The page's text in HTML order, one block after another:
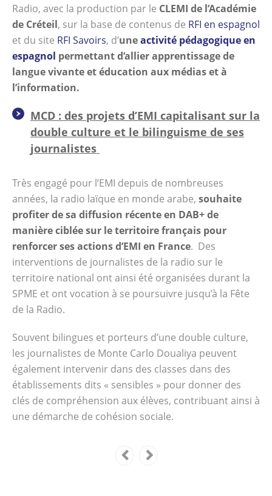
Radio, avec la production par le CLEMI de l’Académie
de Créteil, sur la base de contenus de RFI en espagnol
et du site RFI Savoirs, d’uneactivité pédagogique en
espagnol permettant d’allier apprentissage de
langue vivante et éducation aux médias et à
l’information.
MCD : des projets d’EMI capitalisant sur la
double culture et le bilinguisme de ses
journalistes
Très engagé pour l’EMI depuis de nombreuses
années, la radio laïque en monde arabe, souhaite
profiter de sa diffusion récente en DAB+ de
manière ciblée sur le territoire français pour
renforcer ses actions d’EMI en France. Des
interventions de journalistes de la radio sur le
territoire national ont ainsi été organisées durant la
SPME et ont vocation à se poursuivre jusqu’à la Fête
de la Radio.
Souvent bilingues et porteurs d’une double culture,
les journalistes de Monte Carlo Doualiya peuvent
également intervenir dans des classes dans des
établissements dits « sensibles » pour donner des
clés de compréhension aux élèves, contribuant ainsi à
une démarche de cohésion sociale.